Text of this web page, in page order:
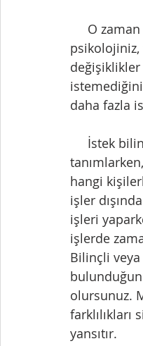
psikolojiniz,
daha fazla
hangi
işler
işleri
işlerde
Bilinçli
olursunuz.
yansıtır.